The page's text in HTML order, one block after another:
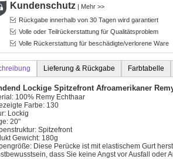
Kundenschutz | Mehr >>
Rückgabe innerhalb von 30 Tagen wird garantiert
Volle oder Teilrückerstattung für Qualitätsproblem
Volle Rückerstattung für beschädigte/verlorene Ware
Lieferung & Rückgabe Farbtabelle
Lockige Spitzefront Afroamerikaner
100% Remy Echthaar
Farbe: 130
Lockig
20"
Spitzefront
Gewicht: 180g
Diese Perücke ist mit elastischem Gurt
dass Sie keine Angst vor Ausfall oder